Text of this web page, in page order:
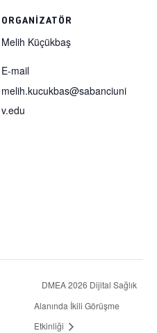
ORGANIZATÖR
Melih Küçükbaş
E-mail
melih.kucukbas@sabanciuni
v.edu
DMEA 2026 Dijital Sağlık
Alanında İkili Görüşme
Etkinliği